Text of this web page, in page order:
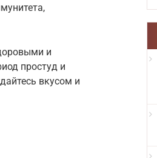
и
простуд и
вкусом и